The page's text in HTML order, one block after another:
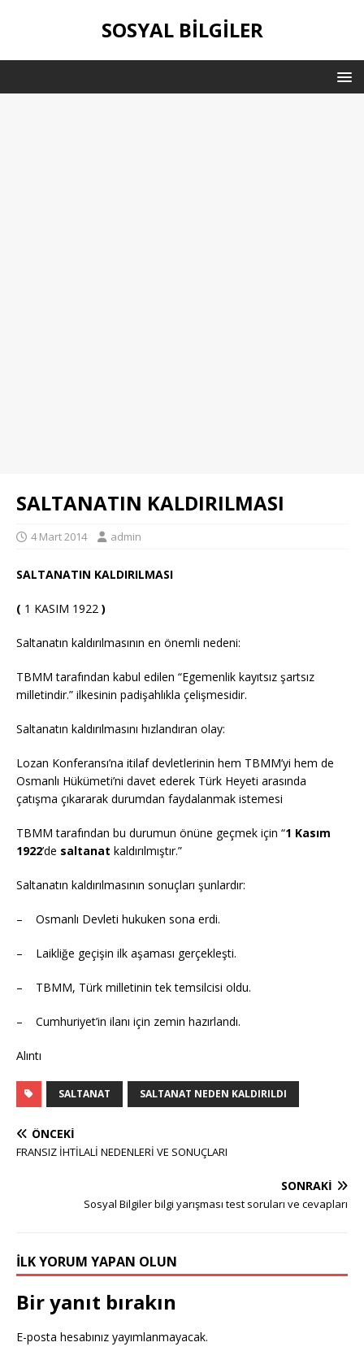
SOSYAL BILGILER
SALTANATIN KALDIRILMASI
4 Mart 2014 admin
SALTANATIN KALDIRILMASI
( 1 KASIM 1922 )
Saltanatın kaldırılmasının en önemli nedeni:
TBMM tarafından kabul edilen “Egemenlik kayıtsız şartsız
milletindir.” ilkesinin padişahlıkla çelişmesidir.
Saltanatın kaldırılmasını hızlandıran olay:
Lozan Konferansı’na itilaf devletlerinin hem TBMM’yi hem de
Osmanlı Hükümeti’ni davet ederek Türk Heyeti arasında
çatışma çıkararak durumdan faydalanmak istemesi
TBMM tarafından bu durumun önüne geçmek için “1 Kasım
1922’de saltanat kaldırılmıştır.”
Saltanatın kaldırılmasının sonuçları şunlardır:
– Osmanlı Devleti hukuken sona erdi.
– Laikliğe geçişin ilk aşaması gerçekleşti.
– TBMM, Türk milletinin tek temsilcisi oldu.
– Cumhuriyet’in ilanı için zemin hazırlandı.
Alıntı
SALTANAT SALTANAT NEDEN KALDIRILDI
ÖNCEKI
FRANSIZ İHTİLALİ NEDENLERİ VE SONUÇLARI
SONRAKI
Sosyal Bilgiler bilgi yarışması test soruları ve cevapları
İLK YORUM YAPAN OLUN
Bir yanıt bırakın
E-posta hesabınız yayımlanmayacak.